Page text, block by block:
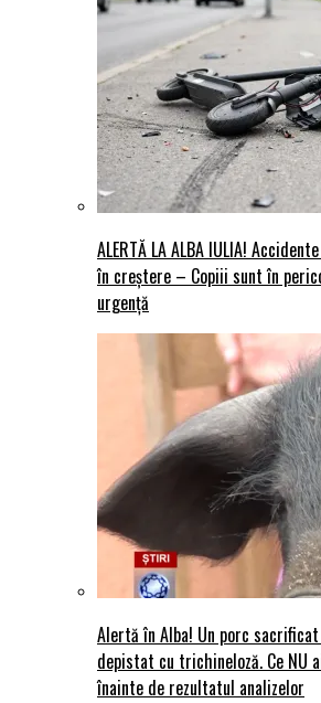
ALERTĂ LA ALBA IULIA!
în creștere – Copiii sunt în
urgență
Alertă în Alba! Un porc
depistat cu trichineloză. Ce NU
înainte de rezultatul analizelor